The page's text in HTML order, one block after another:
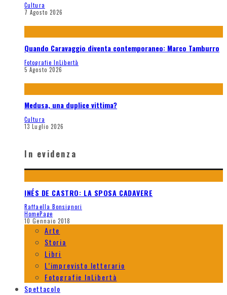
Cultura
7 Agosto 2026
Quando Caravaggio diventa contemporaneo: Marco Tamburro
Fotografie InLibertà
5 Agosto 2026
Medusa, una duplice vittima?
Cultura
13 Luglio 2026
In evidenza
INÉS DE CASTRO: LA SPOSA CADAVERE
Raffaella Bonsignori
HomePage
10 Gennaio 2018
Arte
Storia
Libri
L’imprevisto letterario
Fotografie InLibertà
Spettacolo